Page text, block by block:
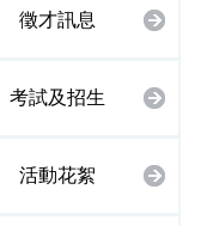
徵才訊息
考試及招生
活動花絮